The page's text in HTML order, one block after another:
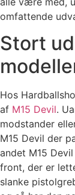
omfattende
Stort
Hos
af M15 Devil.
modstander
M15 Devil der
andet M15
front, der er
slanke